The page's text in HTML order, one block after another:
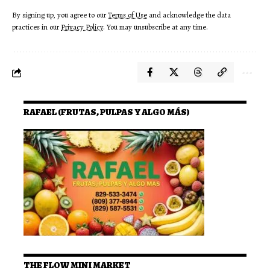
By signing up, you agree to ourTerms of Use and acknowledge the data
practices in ourPrivacy Policy. You may unsubscribe at any time.
RAFAEL (FRUTAS, PULPAS Y ALGO MÁS)
THE FLOW MINI MARKET